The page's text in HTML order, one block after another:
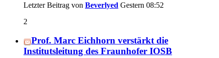
Letzter Beitrag von Beverlyed Gestern 08:52
2
Prof. Marc Eichhorn verstärkt die
Institutsleitung des Fraunhofer IOSB